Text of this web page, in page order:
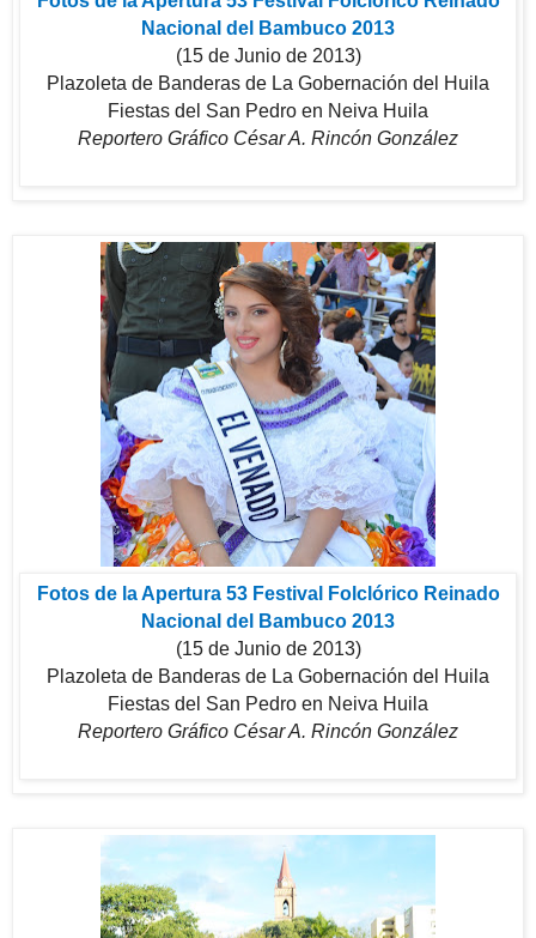
Nacional del Bambuco 2013
(15 de Junio de 2013)
Plazoleta de Banderas de La Gobernación del Huila
Fiestas del San Pedro en Neiva Huila
Reportero Gráfico César A. Rincón González
Fotos de la Apertura 53 Festival Folclórico Reinado
Nacional del Bambuco 2013
(15 de Junio de 2013)
Plazoleta de Banderas de La Gobernación del Huila
Fiestas del San Pedro en Neiva Huila
Reportero Gráfico César A. Rincón González